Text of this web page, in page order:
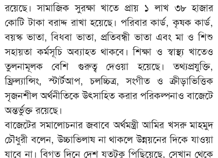
রয়েছে। সামাজিক সুরক্ষা খাতে প্রায় ১ লাখ ৩৮ হাজার
কোটি টাকা বরাদ্দ রাখা হয়েছে। পরিবার কার্ড, কৃষক কার্ড,
বয়স্ক ভাতা, বিধবা ভাতা, প্রতিবন্ধী ভাতা এবং মা ও শিশু
সহায়তা কর্মসূচি অব্যাহত থাকবে। শিক্ষা ও স্বাস্থ্য খাতেও
তুলনামূলক বেশি গুরুত্ব দেওয়া হয়েছে। তথ্যপ্রযুক্তি,
ফ্রিল্যান্সিং, স্টার্টআপ, চলচ্চিত্র, সংগীত ও ক্রীড়াভিত্তিক
সৃজনশীল অর্থনীতিকে উৎসাহিত করার পরিকল্পনাও বাজেটে
অন্তর্ভুক্ত রয়েছে।
বাজেটের সমালোচনার জবাবে অর্থমন্ত্রী আমির খসরু মাহমুদ
চৌধুরী বলেন, উচ্চাভিলাষ না থাকলে উন্নয়নের দিকে যাওয়া
যাবে না। বিগত দিনে দেশ যতটুকু পিছিয়েছে, সেখান থেকে